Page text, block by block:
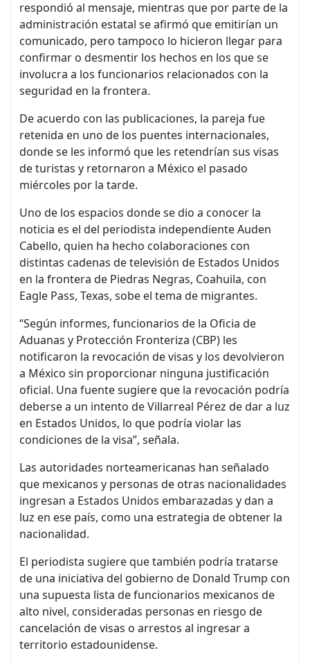
respondió al mensaje, mientras que por parte de la
administración estatal se afirmó que emitirían un
comunicado, pero tampoco lo hicieron llegar para
confirmar o desmentir los hechos en los que se
involucra a los funcionarios relacionados con la
seguridad en la frontera.
De acuerdo con las publicaciones, la pareja fue
retenida en uno de los puentes internacionales,
donde se les informó que les retendrían sus visas
de turistas y retornaron a México el pasado
miércoles por la tarde.
Uno de los espacios donde se dio a conocer la
noticia es el del periodista independiente Auden
Cabello, quien ha hecho colaboraciones con
distintas cadenas de televisión de Estados Unidos
en la frontera de Piedras Negras, Coahuila, con
Eagle Pass, Texas, sobe el tema de migrantes.
“Según informes, funcionarios de la Oficia de
Aduanas y Protección Fronteriza (CBP) les
notificaron la revocación de visas y los devolvieron
a México sin proporcionar ninguna justificación
oficial. Una fuente sugiere que la revocación podría
deberse a un intento de Villarreal Pérez de dar a luz
en Estados Unidos, lo que podría violar las
condiciones de la visa”, señala.
Las autoridades norteamericanas han señalado
que mexicanos y personas de otras nacionalidades
ingresan a Estados Unidos embarazadas y dan a
luz en ese país, como una estrategia de obtener la
nacionalidad.
El periodista sugiere que también podría tratarse
de una iniciativa del gobierno de Donald Trump con
una supuesta lista de funcionarios mexicanos de
alto nivel, consideradas personas en riesgo de
cancelación de visas o arrestos al ingresar a
territorio estadounidense.